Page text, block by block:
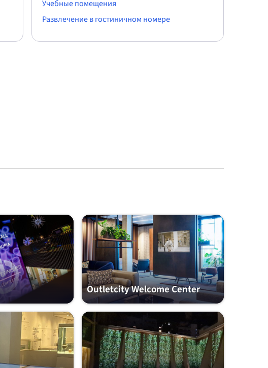
Учебные помещения
Развлечение в гостиничном номере
Outletcity Welcome Center